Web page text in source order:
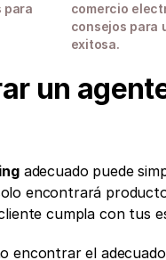
para
comercio
consejos para
exitosa.
un
adecuado puede
encontrará
cumpla con tus
encontrar el